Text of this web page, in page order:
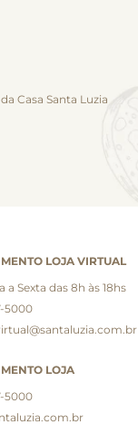
Casa Santa Luzia
LOJA VIRTUAL
a Sexta das 8h às 18hs
5000
LOJA
5000